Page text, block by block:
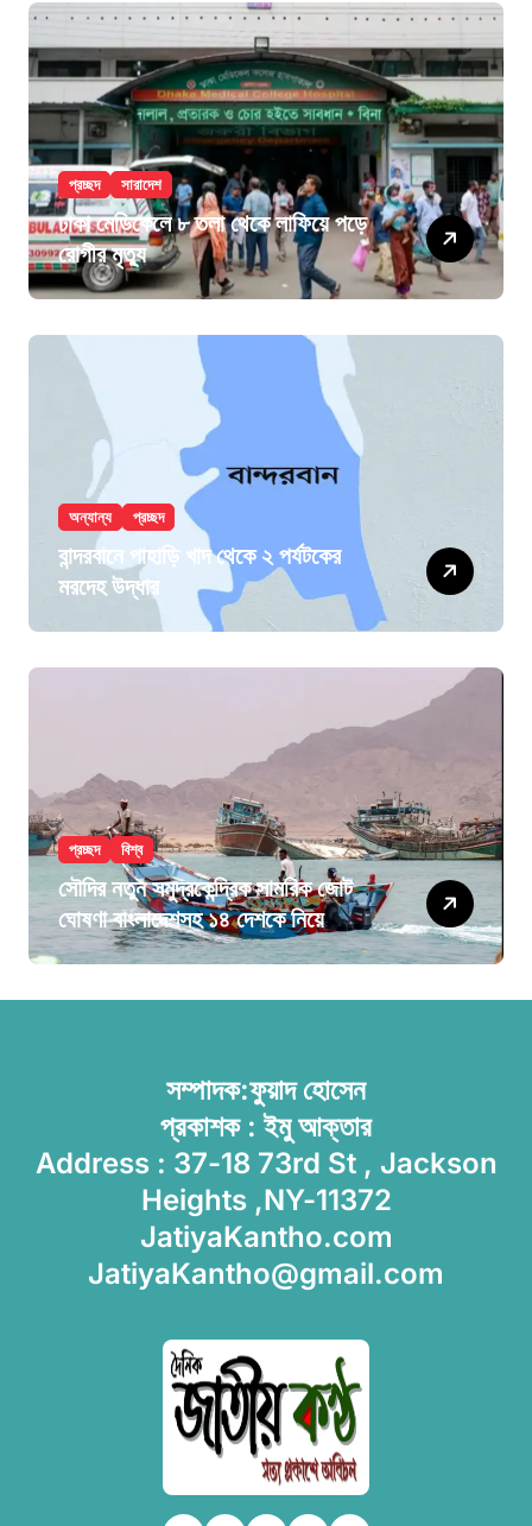
প্রচ্ছদ সারাদেশ
ঢাকা মেডিকেলে ৮ তলা থেকে লাফিয়ে পড়ে
রোগীর মৃত্যু
অন্যান্য প্রচ্ছদ
বান্দরবানে পাহাড়ি খাদ থেকে ২ পর্যটকের
মরদেহ উদ্ধার
প্রচ্ছদ বিশ্ব
সৌদির নতুন সমুদ্রকেন্দ্রিক সামরিক জোট
ঘোষণা বাংলাদেশসহ ১৪ দেশকে নিয়ে
সম্পাদক:ফুয়াদ হোসেন
প্রকাশক : ইমু আক্তার
Address : 37-18 73rd St , Jackson
Heights ,NY-11372
JatiyaKantho.com
JatiyaKantho@gmail.com